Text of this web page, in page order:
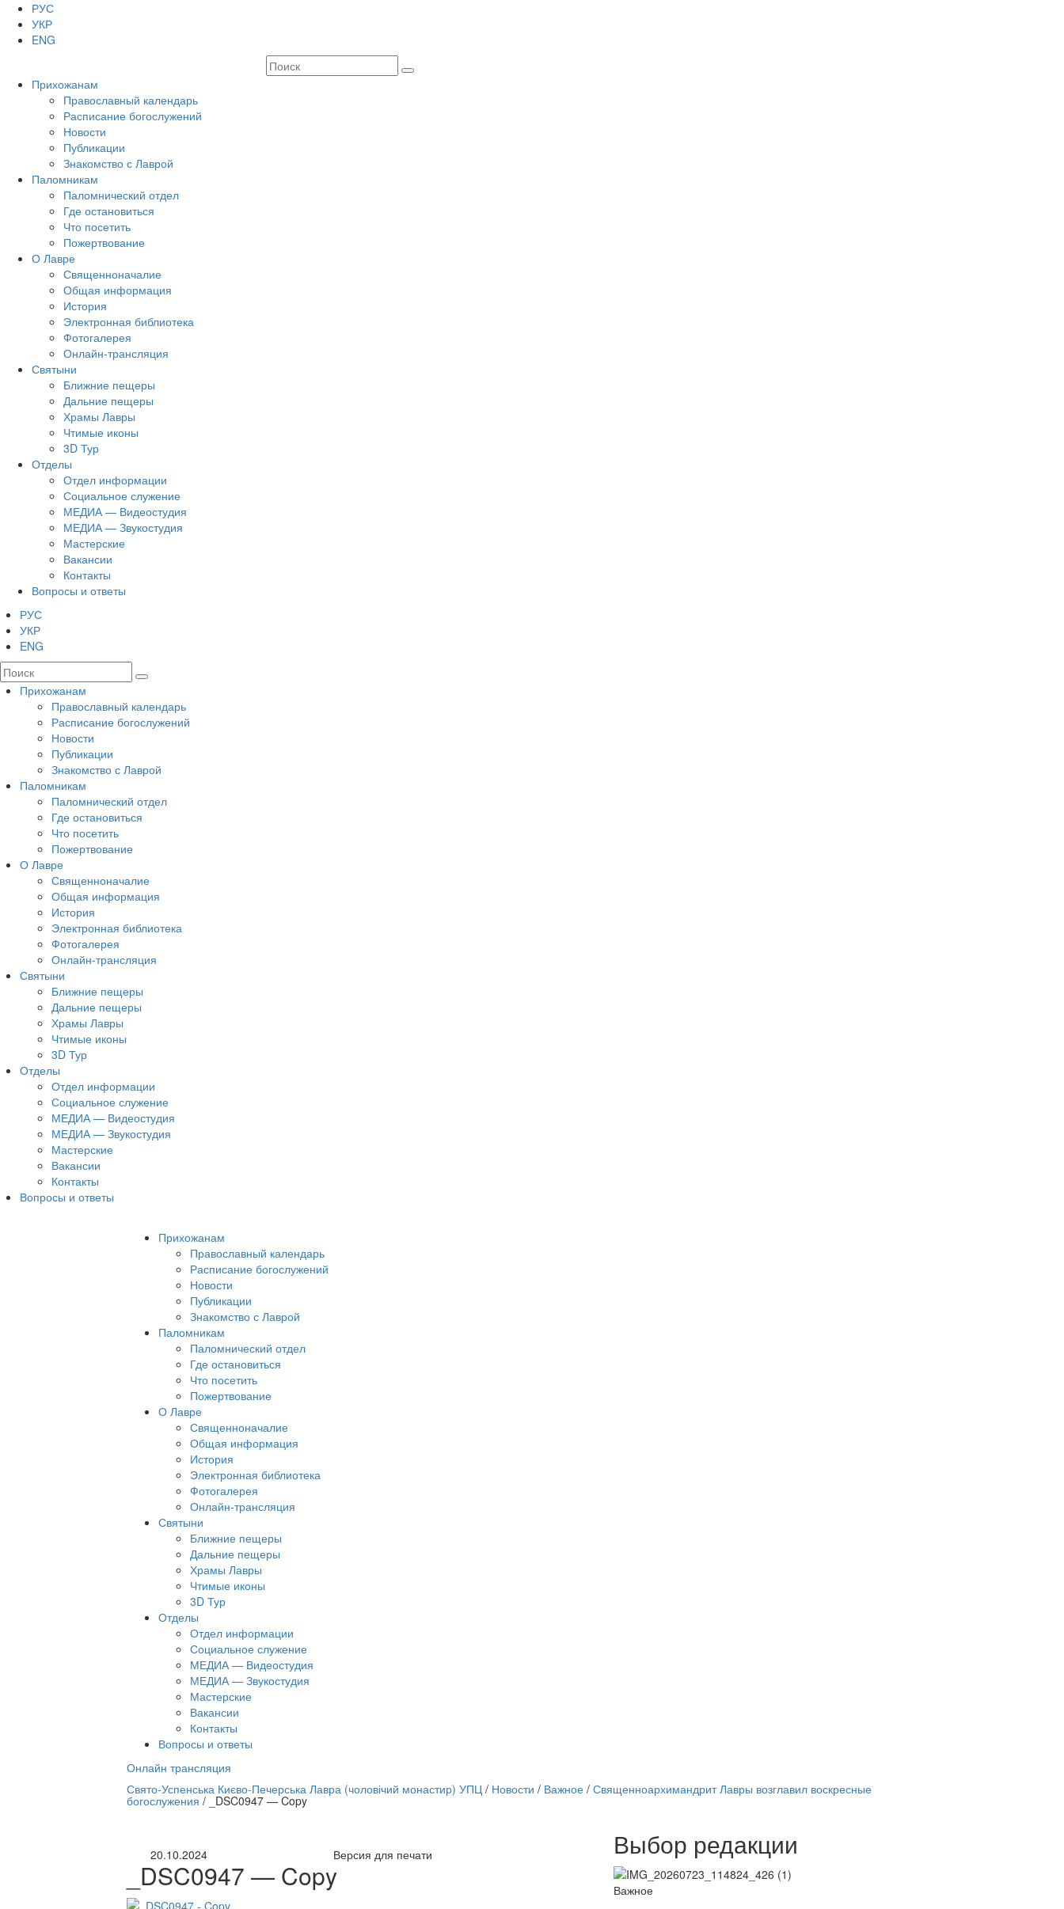
РУС
УКР
ENG
Прихожанам
Православный календарь
Расписание богослужений
Новости
Публикации
Знакомство с Лаврой
Паломникам
Паломнический отдел
Где остановиться
Что посетить
Пожертвование
О Лавре
Священноначалие
Общая информация
История
Электронная библиотека
Фотогалерея
Онлайн-трансляция
Святыни
Ближние пещеры
Дальние пещеры
Храмы Лавры
Чтимые иконы
3D Тур
Отделы
Отдел информации
Социальное служение
МЕДИА — Видеостудия
МЕДИА — Звукостудия
Мастерские
Вакансии
Контакты
Вопросы и ответы
РУС
УКР
ENG
Прихожанам
Православный календарь
Расписание богослужений
Новости
Публикации
Знакомство с Лаврой
Паломникам
Паломнический отдел
Где остановиться
Что посетить
Пожертвование
О Лавре
Священноначалие
Общая информация
История
Электронная библиотека
Фотогалерея
Онлайн-трансляция
Святыни
Ближние пещеры
Дальние пещеры
Храмы Лавры
Чтимые иконы
3D Тур
Отделы
Отдел информации
Социальное служение
МЕДИА — Видеостудия
МЕДИА — Звукостудия
Мастерские
Вакансии
Контакты
Вопросы и ответы
Прихожанам
Православный календарь
Расписание богослужений
Новости
Публикации
Знакомство с Лаврой
Паломникам
Паломнический отдел
Где остановиться
Что посетить
Пожертвование
О Лавре
Священноначалие
Общая информация
История
Электронная библиотека
Фотогалерея
Онлайн-трансляция
Святыни
Ближние пещеры
Дальние пещеры
Храмы Лавры
Чтимые иконы
3D Тур
Отделы
Отдел информации
Социальное служение
МЕДИА — Видеостудия
МЕДИА — Звукостудия
Мастерские
Вакансии
Контакты
Вопросы и ответы
Онлайн трансляция
12 сентября
Онлайн трансляции
12 сентября 2015
12 сентября 2015Название трансляции
12 сентября 2015
Свято-Успенська Києво-Печерська Лавра (чоловічий монастир) УПЦ/ Новости / Важное/ Священноархимандрит Лавры возглавил воскресные
богослужения / _DSC0947 — Copy
20.10.2024 Версия для печати
_DSC0947 — Copy
Выбор редакции
Важное